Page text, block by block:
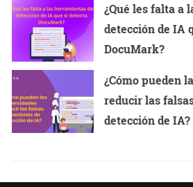
¿Qué les falta a
detección de IA
DocuMark?
¿Cómo pueden
reducir las
detección de IA?